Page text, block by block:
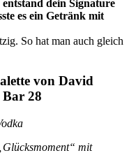
dein Signature
es ein Getränk mit
So hat man auch gleich
von David
28
mit